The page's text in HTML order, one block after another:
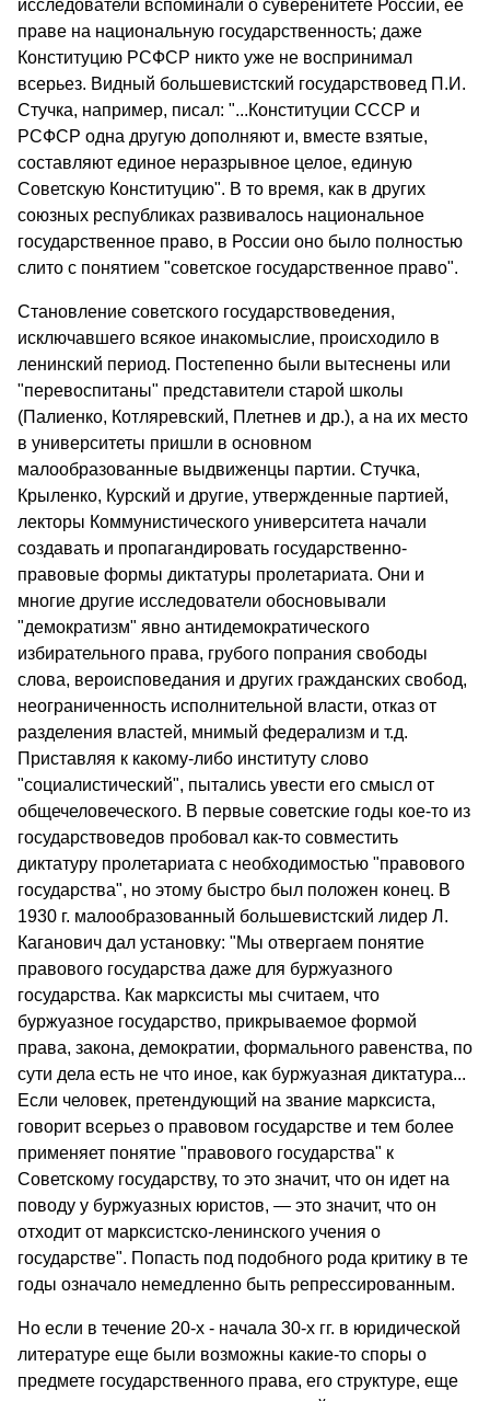
исследователи вспоминали о суверенитете России, ее
праве на национальную государственность; даже
Консти­туцию РСФСР никто уже не воспринимал
всерьез. Видный больше­вистский государствовед П.И.
Стучка, например, писал: "...Консти­туции СССР и
РСФСР одна другую дополняют и, вместе взятые,
составляют единое неразрывное целое, единую
Советскую Конституцию". В то время, как в других
союзных республиках развивалось национальное
государственное право, в России оно было полностью
слито с понятием "советское государственное право".
Становление советского государствоведения,
исключавшего всякое инакомыслие, происходило в
ленинский период. Постепенно были вытеснены или
"перевоспитаны" представители старой школы
(Палиенко, Котляревский, Плетнев и др.), а на их место
в университеты пришли в основном
малообразованные выдвиженцы партии. Стучка,
Крыленко, Курский и другие, утвержденные партией,
лекторы Ком­мунистического университета начали
создавать и пропагандировать государственно-
правовые формы диктатуры пролетариата. Они и
многие другие исследователи обосновывали
"демократизм" явно антидемократического
избирательного права, грубого попрания сво­боды
слова, вероисповедания и других гражданских свобод,
неогра­ниченность исполнительной власти, отказ от
разделения властей, мнимый федерализм и т.д.
Приставляя к какому-либо институту слово
"социалистический", пытались увести его смысл от
общечело­веческого. В первые советские годы кое-то из
государствоведов пробовал как-то совместить
диктатуру пролетариата с необходи­мостью "правового
государства", но этому быстро был положен конец. В
1930 г. малообразованный большевистский лидер Л.
Ка­ганович дал установку: "Мы отвергаем понятие
правового государ­ства даже для буржуазного
государства. Как марксисты мы считаем, что
буржуазное государство, прикрываемое формой
права, закона, демократии, формального равенства, по
сути дела есть не что иное, как буржуазная диктатура...
Если человек, претендующий на звание марксиста,
говорит всерьез о правовом государстве и тем более
применяет понятие "правового государства" к
Советскому государ­ству, то это значит, что он идет на
поводу у буржуазных юрис­тов, — это значит, что он
отходит от марксистско-ленинского учения о
государстве". Попасть под подобного рода критику в те
годы означало немедленно быть репрессированным.
Но если в течение 20-х - начала 30-х гг. в юридической
лите­ратуре еще были возможны какие-то споры о
предмете государствен­ного права, его структуре, еще